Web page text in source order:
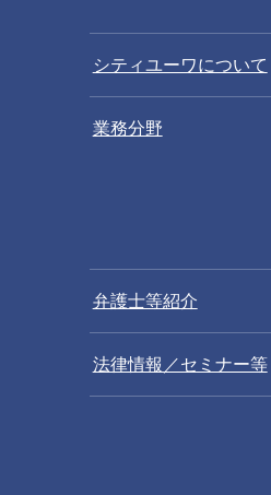
シティユーワについて
業務分野
弁護士等紹介
法律情報／セミナー等